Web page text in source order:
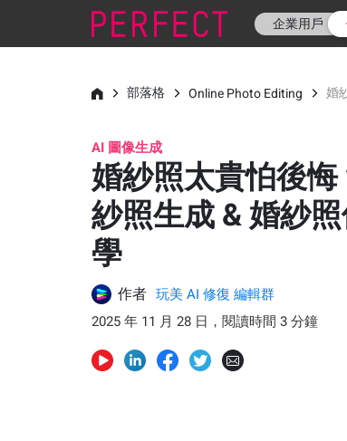
企業用戶
部落格 Online Photo Editing 婚
AI 圖像生成
婚紗照太貴怕後
紗照生成 & 婚紗
學
作者 玩美 AI 修復 編輯群
2025 年 11 月 28 日，閱讀時間 3 分鐘